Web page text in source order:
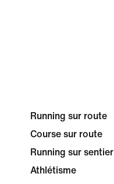
Running sur route
Course sur route
Running sur sentier
Athlétisme